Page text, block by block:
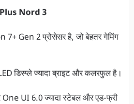
Nord 3
Gen 2 प्रोसेसर है, जो बेहतर गेमिंग
डिस्प्ले ज्यादा ब्राइट और कलरफुल है।
UI 6.0 ज्यादा स्टेबल और एड-फ्री